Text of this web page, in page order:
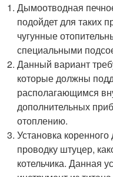
Дымоотводная
подойдет для таких
чугунные
специальными
Данный вариант
которые должны
располагающимся
дополнительных
отоплению.
Установка
проводку штуцер,
котельчика. Данная